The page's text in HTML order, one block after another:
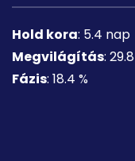
Hold kora: 5.4 nap
Megvilágítás:
Fázis: 18.4 %